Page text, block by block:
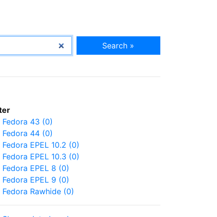
Search »
Fedora 43 (0)
Fedora 44 (0)
Fedora EPEL 10.2 (0)
Fedora EPEL 10.3 (0)
Fedora EPEL 8 (0)
Fedora EPEL 9 (0)
Fedora Rawhide (0)